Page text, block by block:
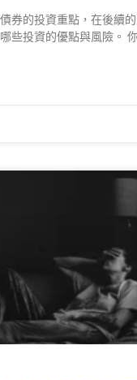
券的投資重點，在後續
些投資的優點與風險。